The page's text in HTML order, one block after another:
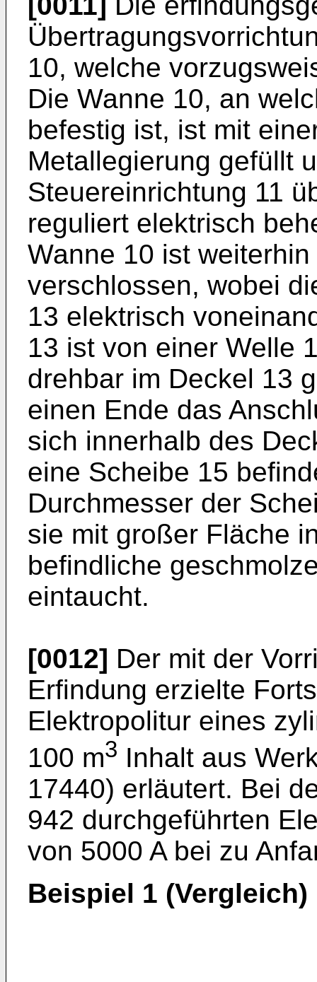
10, welche
Die Wanne 10, an
befestig ist, ist mit
Metallegierung gefüllt
Steuereinrichtung 11
reguliert elektrisch
Wanne 10 ist
verschlossen, wobei
13 elektrisch
13 ist von einer Welle
drehbar im Deckel 13
einen Ende das
sich innerhalb des
eine Scheibe 15
Durchmesser der
sie mit großer Fläche
befindliche
eintaucht.
[0012] Der mit der
Erfindung erzielte
Elektropolitur eines
100 m3 Inhalt aus
17440) erläutert. Bei
942 durchgeführten
von 5000 A bei zu
Beispiel 1 (Vergleich)